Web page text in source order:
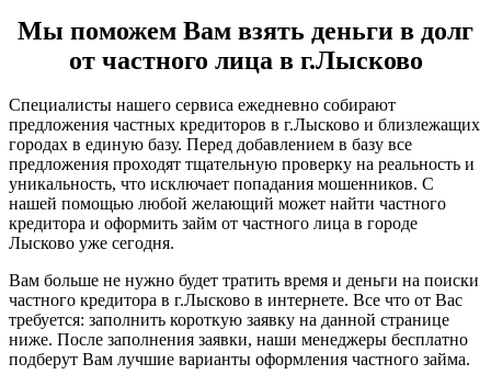
Мы поможем Вам взять деньги в долг
от частного лица в г.Лысково
Специалисты нашего сервиса ежедневно собирают
предложения частных кредиторов в г.Лысково и близлежащих
городах в единую базу. Перед добавлением в базу все
предложения проходят тщательную проверку на реальность и
уникальность, что исключает попадания мошенников. С
нашей помощью любой желающий может найти частного
кредитора и оформить займ от частного лица в городе
Лысково уже сегодня.
Вам больше не нужно будет тратить время и деньги на поиски
частного кредитора в г.Лысково в интернете. Все что от Вас
требуется: заполнить короткую заявку на данной странице
ниже. После заполнения заявки, наши менеджеры бесплатно
подберут Вам лучшие варианты оформления частного займа.